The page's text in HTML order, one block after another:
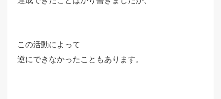
この活動によって
逆にできなかったこともあります。